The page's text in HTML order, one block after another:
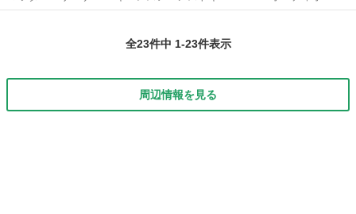
HDDナビ搭載 女性にはうれしい運転席座面高さ調整可能！走行距離
全23件中 1-23件表示
周辺情報を見る